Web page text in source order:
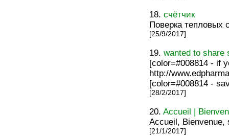
18.счётчик
Поверка тепловых
[25/9/2017]
19.wanted to share
[color=#008814 - if
http://
[color=#008814 -
[28/2/2017]
20.Accueil |
Accueil, Bienvenue,
[21/1/2017]